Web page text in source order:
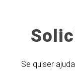
Se quiser